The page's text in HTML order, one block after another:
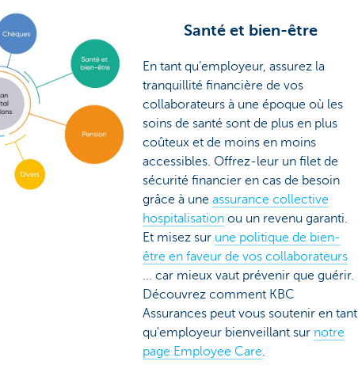
Santé et bien-être
En tant qu’employeur, assurez la
tranquillité financière de vos
collaborateurs à une époque où les
soins de santé sont de plus en plus
coûteux et de moins en moins
accessibles. Offrez-leur un filet de
sécurité financier en cas de besoin
grâce à une assurance collective
hospitalisation ou un revenu garanti.
Et misez sur une politique de bien-
être en faveur de vos collaborateurs
... car mieux vaut prévenir que guérir.
Découvrez comment KBC
Assurances peut vous soutenir en tant
qu'employeur bienveillant sur notre
page Employee Care.